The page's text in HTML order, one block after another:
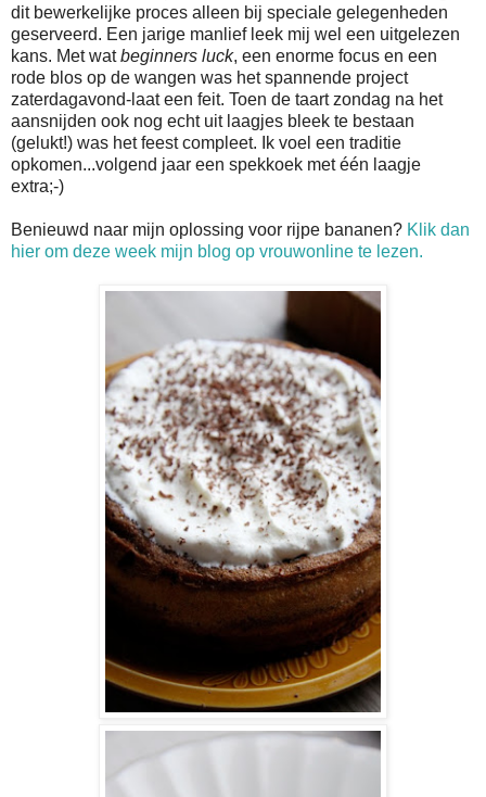
dit bewerkelijke proces alleen bij speciale gelegenheden
geserveerd. Een jarige manlief leek mij wel een uitgelezen
kans. Met watbeginners luck, een enorme focus en een
rode blos op de wangen was het spannende project
zaterdagavond-laat een feit. Toen de taart zondag na het
aansnijden ook nog echt uit laagjes bleek te bestaan
(gelukt!) was het feest compleet. Ik voel een traditie
opkomen...volgend jaar een spekkoek met één laagje
extra;-)
Benieuwd naar mijn oplossing voor rijpe bananen? Klik dan
hier om deze week mijn blog op vrouwonline te lezen.